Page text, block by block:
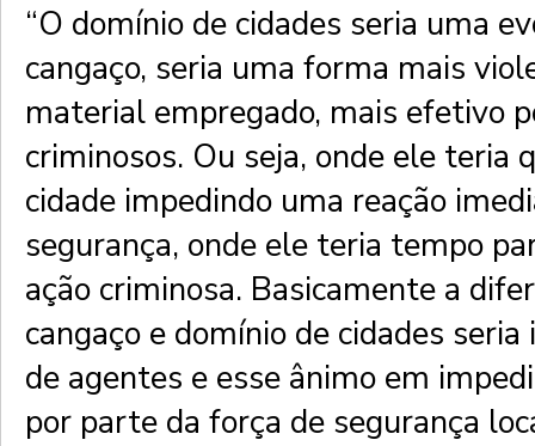
“O domínio de cidades seria uma
cangaço, seria uma forma mais
material empregado, mais efetivo
criminosos. Ou seja, onde ele teria
cidade impedindo uma reação
segurança, onde ele teria tempo
ação criminosa. Basicamente a
cangaço e domínio de cidades
de agentes e esse ânimo em
por parte da força de segurança